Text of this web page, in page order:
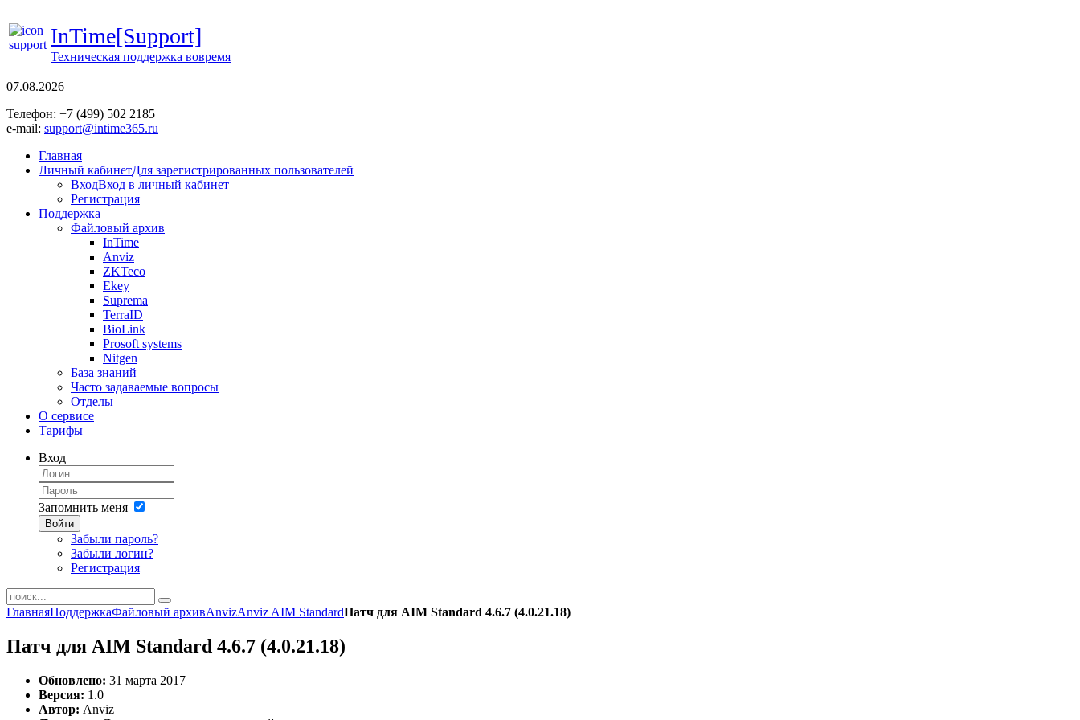
InTime[Support]
Техническая поддержка вовремя
07.08.2026
Телефон: +7 (499) 502 2185
e-mail: support@intime365.ru
Главная
Личный кабинетДля зарегистрированных пользователей
ВходВход в личный кабинет
Регистрация
Поддержка
Файловый архив
InTime
Anviz
ZKTeco
Ekey
Suprema
TerraID
BioLink
Prosoft systems
Nitgen
База знаний
Часто задаваемые вопросы
Отделы
О сервисе
Тарифы
Вход
Запомнить меня
Войти
Забыли пароль?
Забыли логин?
Регистрация
ГлавнаяПоддержкаФайловый архивAnvizAnviz AIM StandardПатч для AIM Standard 4.6.7 (4.0.21.18)
Патч для AIM Standard 4.6.7 (4.0.21.18)
Обновлено: 31 марта 2017
Версия: 1.0
Автор: Anviz